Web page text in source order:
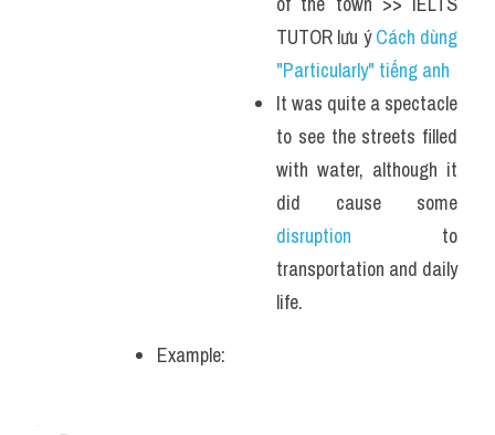
TUTOR lưu ý Cách dùng
"Particularly" tiếng anh
It was quite a spectacle
to see the streets filled
with water, although it
did cause some
disruption to
transportation and daily
life.
Example: